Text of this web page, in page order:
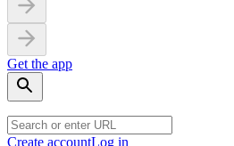
Get the app
Create accountLog in